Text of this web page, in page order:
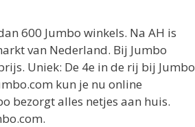
600 Jumbo winkels. Na AH is
van Nederland. Bij Jumbo
Uniek: De 4e in de rij bij Jumbo
kun je nu online
bezorgt alles netjes aan huis.